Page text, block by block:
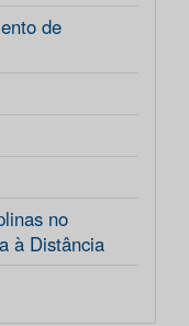
de
no
à Distância